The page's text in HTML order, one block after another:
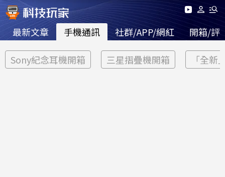
最新文章 手機通訊 社群/APP/網紅 開箱/評
Sony紀念耳機開箱 三星摺疊機開箱 「全新